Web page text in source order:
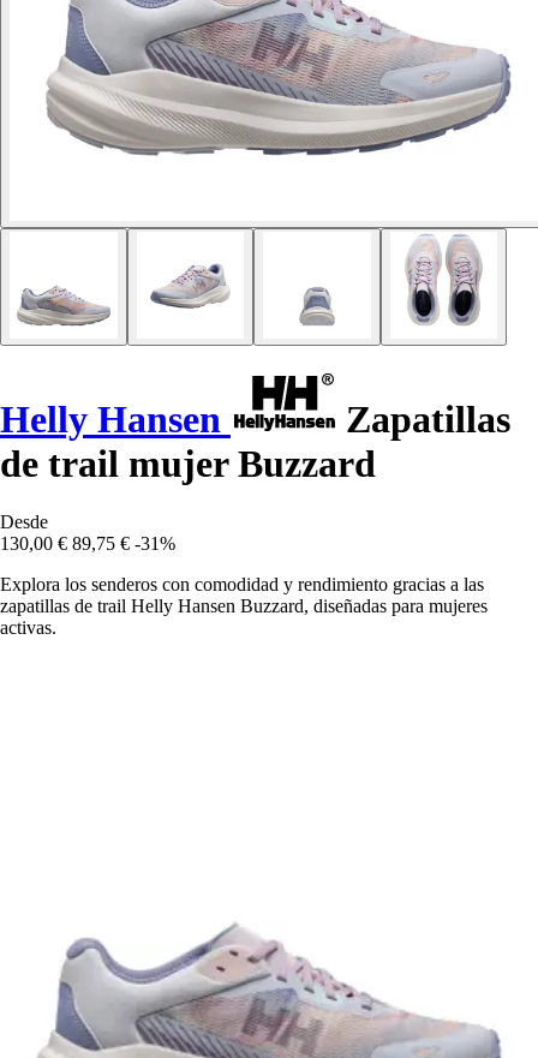
Helly Hansen
Zapatillas
de trail mujer Buzzard
Desde
130,00 € 89,75 € -31%
Explora los senderos con comodidad y rendimiento gracias a las
zapatillas de trail Helly Hansen Buzzard, diseñadas para mujeres
activas.